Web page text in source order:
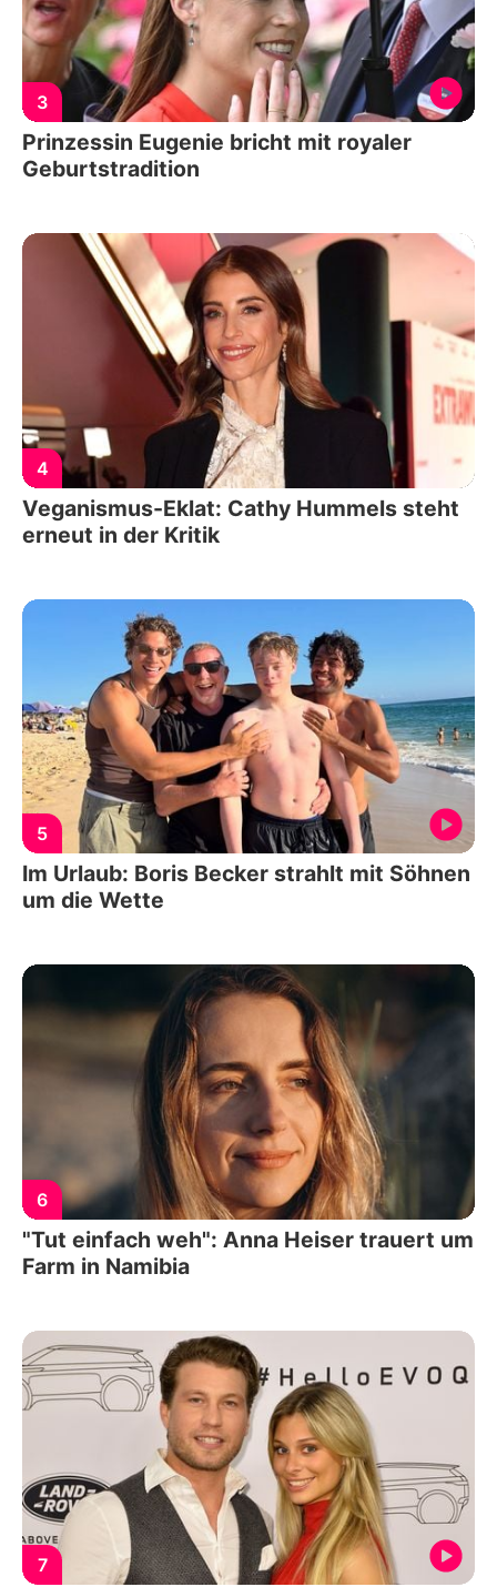
3
Prinzessin Eugenie bricht mit royaler
Geburtstradition
4
Veganismus-Eklat: Cathy Hummels steht
erneut in der Kritik
5
Im Urlaub: Boris Becker strahlt mit Söhnen
um die Wette
6
"Tut einfach weh": Anna Heiser trauert um
Farm in Namibia
7